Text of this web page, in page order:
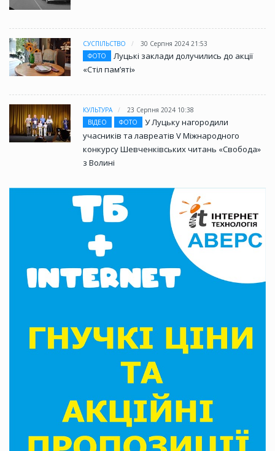
СУСПІЛЬСТВО
30 Серпня 2024 21:53
ФОТО
Луцькі заклади долучились до акції
«Стіл памʼяті»
КУЛЬТУРА
23 Серпня 2024 10:38
ВІДЕО
ФОТО
У Луцьку нагородили
учасників та лавреатів V Міжнародного
конкурсу Шевченківських читань «Свобода»
з Волині